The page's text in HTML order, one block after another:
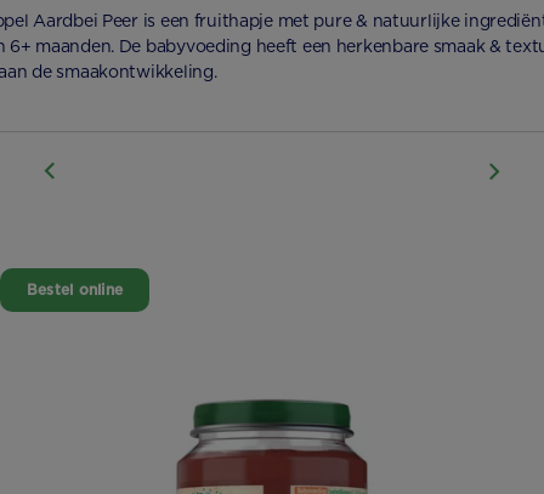
Aardbei Peer is een fruithapje met pure & natuurlijke
6+ maanden. De babyvoeding heeft een herkenbare smaak &
de smaakontwikkeling.
Bestel online